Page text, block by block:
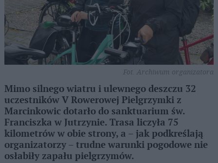
Fot. Archiwum organizatora
Mimo silnego wiatru i ulewnego deszczu 32
uczestników V Rowerowej Pielgrzymki z
Marcinkowic dotarło do sanktuarium św.
Franciszka w Jutrzynie. Trasa liczyła 75
kilometrów w obie strony, a – jak podkreślają
organizatorzy – trudne warunki pogodowe nie
osłabiły zapału pielgrzymów.